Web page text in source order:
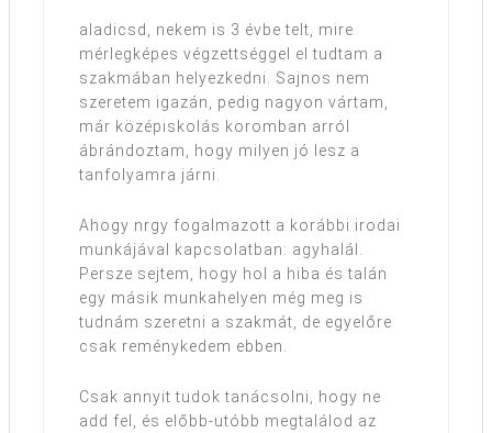
aladicsd, nekem is 3 évbe telt, mire
mérlegképes végzettséggel el tudtam a
szakmában helyezkedni. Sajnos nem
szeretem igazán, pedig nagyon vártam,
már középiskolás koromban arról
ábrándoztam, hogy milyen jó lesz a
tanfolyamra járni.
Ahogy nrgy fogalmazott a korábbi irodai
munkájával kapcsolatban: agyhalál.
Persze sejtem, hogy hol a hiba és talán
egy másik munkahelyen még meg is
tudnám szeretni a szakmát, de egyelőre
csak reménykedem ebben.
Csak annyit tudok tanácsolni, hogy ne
add fel, és előbb-utóbb megtalálod az